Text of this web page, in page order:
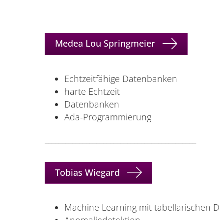
Medea Lou Springmeier
Echtzeitfähige Datenbanken
harte Echtzeit
Datenbanken
Ada-Programmierung
Tobias Wiegard
Machine Learning mit tabellarischen